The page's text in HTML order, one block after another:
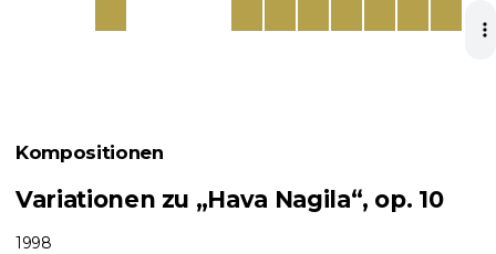
Kompositionen
Variationen zu „Hava Nagila“, op. 10
1998